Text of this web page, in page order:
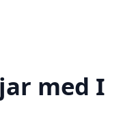
med I